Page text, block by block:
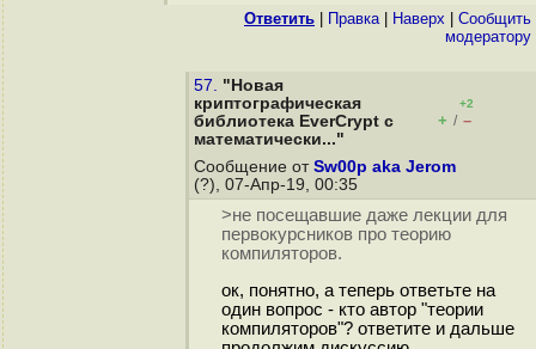
Ответить Правка| Наверх
Cообщить
модератору
57. "Новая
криптографическая
библиотека EverCrypt с
математически..."
+2
+ / –
Сообщение от Sw00p aka Jerom
(?), 07-Апр-19, 00:35
>не посещавшие даже лекции для
первокурсников про теорию
компиляторов.
ок, понятно, а теперь ответьте на
один вопрос - кто автор "теории
компиляторов"? ответите и дальше